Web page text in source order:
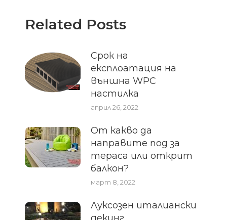
Related Posts
Срок на
експлоатация на
външна WPC
настилка
април 26, 2022
От какво да
направите под за
тераса или открит
балкон?
март 8, 2022
Луксозен италиански